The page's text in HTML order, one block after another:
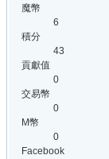
魔幣
6
積分
43
貢獻值
0
交易幣
0
M幣
0
Facebook